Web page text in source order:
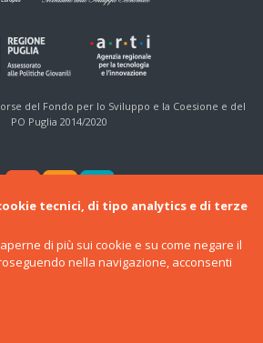
del Fondo per lo Sviluppo e la Coesione e del
PO Puglia 2014/2020
2016-22 Regione Puglia
tecnici, di tipo analytics e di terze
di più sui cookie e su come negare il
nella navigazione, acconsenti